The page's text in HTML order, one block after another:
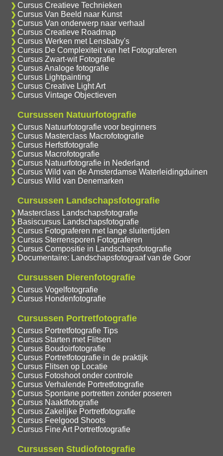
Cursus Creatieve Technieken
Cursus Van Beeld naar Kunst
Cursus Van onderwerp naar verhaal
Cursus Creatieve Roadmap
Cursus Werken met Lensbaby's
Cursus De Complexiteit van het Fotograferen
Cursus Zwart-wit Fotografie
Cursus Analoge fotografie
Cursus Lightpainting
Cursus Creative Light Art
Cursus Vintage Objectieven
Cursussen Natuurfotografie
Cursus Natuurfotografie voor beginners
Cursus Masterclass Macrofotografie
Cursus Herfstfotografie
Cursus Macrofotografie
Cursus Natuurfotografie in Nederland
Cursus Wild van de Amsterdamse Waterleidingduinen
Cursus Wild van Denemarken
Cursussen Landschapsfotografie
Masterclass Landschapsfotografie
Basiscursus Landschapsfotografie
Cursus Fotograferen met lange sluitertijden
Cursus Sterrensporen Fotograferen
Cursus Compositie in Landschapsfotografie
Documentaire: Landschapsfotograaf van de Goor
Cursussen Dierenfotografie
Cursus Vogelfotografie
Cursus Hondenfotografie
Cursussen Portretfotografie
Cursus Portretfotografie Tips
Cursus Starten met Flitsen
Cursus Boudoirfotografie
Cursus Portretfotografie in de praktijk
Cursus Flitsen op Locatie
Cursus Fotoshoot onder controle
Cursus Verhalende Portretfotografie
Cursus Spontane portretten zonder poseren
Cursus Naaktfotografie
Cursus Zakelijke Portretfotografie
Cursus Feelgood Shoots
Cursus Fine Art Portretfotografie
Cursussen Studiofotografie